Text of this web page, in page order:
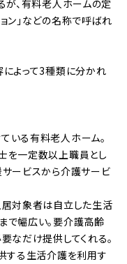
が、有料老人ホームの定
ン」などの名称で呼ばれ
よって3種類に分かれ
いる有料老人ホーム。
を一定数以上職員とし
ービスから介護サービ
対象者は自立した生活
で幅広い。要介護高齢
なだけ提供してくれる。
する生活介護を利用す